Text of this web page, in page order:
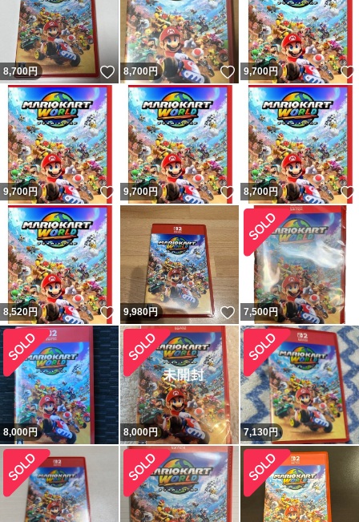
8,700円 いいね！
8,700円 いいね！
9,700円
9,700円 いいね！
9,700円 いいね！
8,700円
8,520円 いいね！
9,980円 いいね！
7,500円
8,000円 8,000円 7,130円